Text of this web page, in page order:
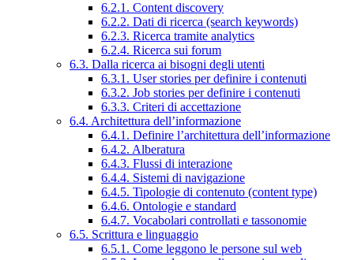
6.2.1. Content discovery
6.2.2. Dati di ricerca (search keywords)
6.2.3. Ricerca tramite analytics
6.2.4. Ricerca sui forum
6.3. Dalla ricerca ai bisogni degli utenti
6.3.1. User stories per definire i contenuti
6.3.2. Job stories per definire i contenuti
6.3.3. Criteri di accettazione
6.4. Architettura dell’informazione
6.4.1. Definire l’architettura dell’informazione
6.4.2. Alberatura
6.4.3. Flussi di interazione
6.4.4. Sistemi di navigazione
6.4.5. Tipologie di contenuto (content type)
6.4.6. Ontologie e standard
6.4.7. Vocabolari controllati e tassonomie
6.5. Scrittura e linguaggio
6.5.1. Come leggono le persone sul web